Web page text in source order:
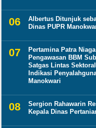
Albertus Ditunjuk
Dinas PUPR
Pertamina Patra
Pengawasan BBM
Satgas Lintas
Indikasi
Manokwari
Sergion Rahawarin
Kepala Dinas